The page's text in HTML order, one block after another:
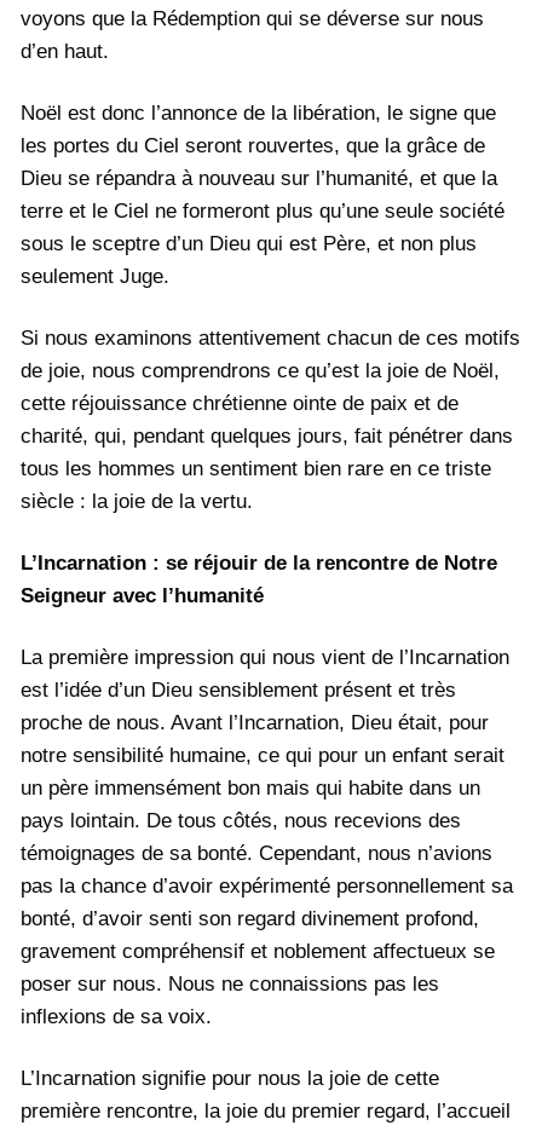
voyons que la Rédemption qui se déverse sur nous
d’en haut.
Noël est donc l’annonce de la libération, le signe que
les portes du Ciel seront rouvertes, que la grâce de
Dieu se répandra à nouveau sur l’humanité, et que la
terre et le Ciel ne formeront plus qu’une seule société
sous le sceptre d’un Dieu qui est Père, et non plus
seulement Juge.
Si nous examinons attentivement chacun de ces motifs
de joie, nous comprendrons ce qu’est la joie de Noël,
cette réjouissance chrétienne ointe de paix et de
charité, qui, pendant quelques jours, fait pénétrer dans
tous les hommes un sentiment bien rare en ce triste
siècle : la joie de la vertu.
L’Incarnation : se réjouir de la rencontre de Notre
Seigneur avec l’humanité
La première impression qui nous vient de l’Incarnation
est l’idée d’un Dieu sensiblement présent et très
proche de nous. Avant l’Incarnation, Dieu était, pour
notre sensibilité humaine, ce qui pour un enfant serait
un père immensément bon mais qui habite dans un
pays lointain. De tous côtés, nous recevions des
témoignages de sa bonté. Cependant, nous n’avions
pas la chance d’avoir expérimenté personnellement sa
bonté, d’avoir senti son regard divinement profond,
gravement compréhensif et noblement affectueux se
poser sur nous. Nous ne connaissions pas les
inflexions de sa voix.
L’Incarnation signifie pour nous la joie de cette
première rencontre, la joie du premier regard, l’accueil